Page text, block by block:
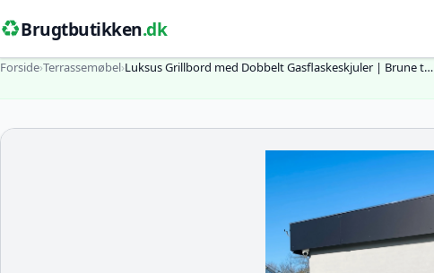
♻️Brugtbutikken.dk
Forside›Terrassemøbel›Luksus Grillbord med Dobbelt Gasflaskeskjuler | Brune t…